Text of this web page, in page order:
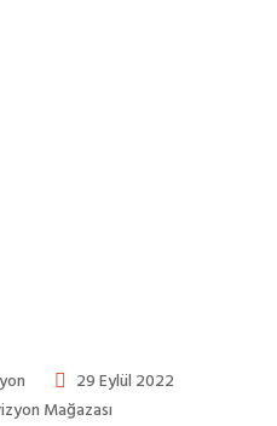
29 Eylül 2022
Mağazası